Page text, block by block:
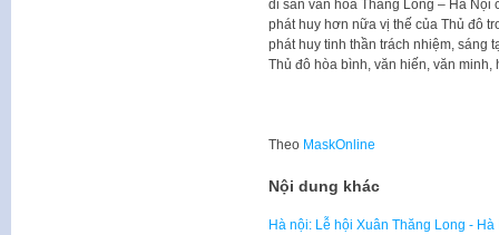
di sản văn hóa Thăng Long – Hà Nội
phát huy hơn nữa vị thế của Thủ đô
phát huy tinh thần trách nhiệm, sáng
Thủ đô hòa bình, văn hiến, văn minh,
Theo MaskOnline
Nội dung khác
Hà nội: Lễ hội Xuân Thăng Long - Hà